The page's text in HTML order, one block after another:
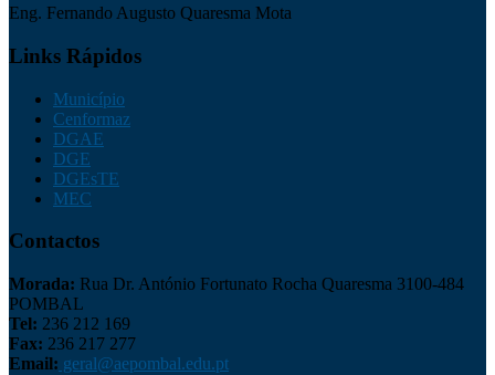
Eng. Fernando Augusto Quaresma Mota
Links Rápidos
Município
Cenformaz
DGAE
DGE
DGEsTE
MEC
Contactos
Morada: Rua Dr. António Fortunato Rocha Quaresma 3100-484
POMBAL
Tel: 236 212 169
Fax: 236 217 277
Email: geral@aepombal.edu.pt